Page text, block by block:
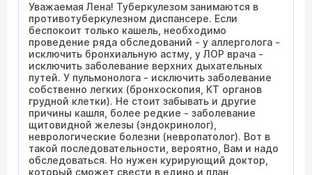
Уважаемая Лена! Туберкулезом занимаются в
противотуберкулезном диспансере. Если
беспокоит только кашель, необходимо
проведение ряда обследований - у аллерголога -
исключить бронхиальную астму, у ЛОР врача -
исключить заболевание верхних дыхательных
путей. У пульмонолога - исключить заболевание
собственно легких (бронхоскопия, КТ органов
грудной клетки). Не стоит забывать и другие
причины кашля, более редкие - заболевание
щитовидной железы (эндокринолог),
неврологические болезни (невропатолог). Вот в
такой последовательности, вероятно, Вам и надо
обследоваться. Но нужен курирующий доктор,
который сможет свести в едино и план